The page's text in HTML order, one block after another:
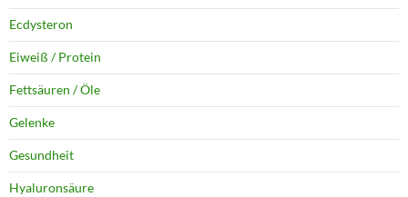
Ecdysteron
Eiweiß / Protein
Fettsäuren / Öle
Gelenke
Gesundheit
Hyaluronsäure